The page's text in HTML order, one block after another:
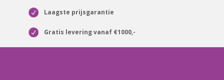
Laagste prijsgarantie
Gratis levering vanaf €1000,-